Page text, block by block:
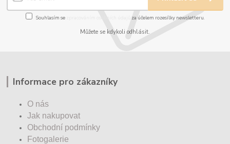
Souhlasím se za účelem rozesílky newsletteru.
Můžete se kdykoli odhlásit.
Informace pro zákazníky
O nás
Jak nakupovat
Obchodní podmínky
Fotogalerie